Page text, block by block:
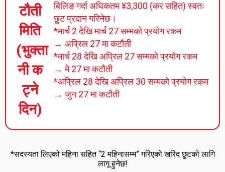
टौती
मिति
(भुक्ता
नी क
ट्ने
दिन)
बिलिङ गर्दा अधिकतम ¥3,300 (कर सहित) स्वतः
छुट प्रदान गरिनेछ।
*मार्च 2 देखि मार्च 27 सम्मको प्रयोग रकम
→ अप्रिल 27 मा कटौती
*मार्च 28 देखि अप्रिल 27 सम्मको प्रयोग रकम
→ मे 27 मा कटौती
*अप्रिल 28 देखि अप्रिल 30 सम्मको प्रयोग रकम
→ जुन 27 मा कटौती
*सदस्यता लिएको महिना सहित “2 महिनासम्म” गरिएको खरिद छुटको लागि
लागू हुनेछ!